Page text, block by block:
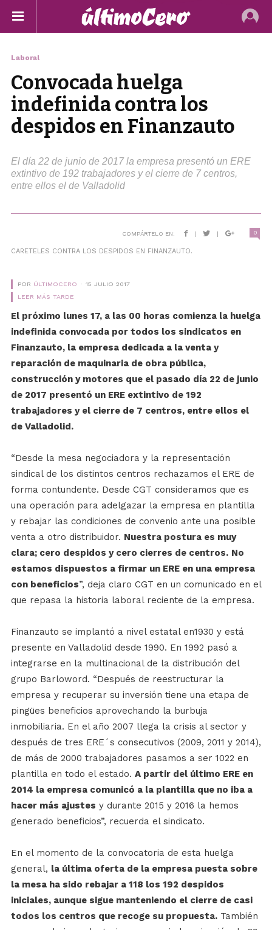
Laboral
Convocada huelga
indefinida contra los
despidos en Finanzauto
El día 22 de junio de 2017 la empresa presentó un ERE
extintivo de 192 trabajadores y el cierre de 7 centros,
entre ellos el de Valladolid
COMPÁRTELO EN: | | 0
CARETELES CONTRA LOS DESPIDOS EN FINANZAUTO.
POR ÚLTIMOCERO
15 JULIO 2017
LEER MÁS TARDE
El próximo lunes 17, a las 00 horas comienza la huelga
indefinida convocada por todos los sindicatos en
Finanzauto, la empresa dedicada a la venta y
reparación de maquinaria de obra pública,
construcción y motores que el pasado día 22 de junio
de 2017 presentó un ERE extintivo de 192
trabajadores y el cierre de 7 centros, entre ellos el
de Valladolid.
“Desde la mesa negociadora y la representación
sindical de los distintos centros rechazamos el ERE de
forma contundente. Desde CGT consideramos que es
una operación para adelgazar la empresa en plantilla
y rebajar las condiciones de convenio ante una posible
venta a otro distribuidor. Nuestra postura es muy
clara; cero despidos y cero cierres de centros. No
estamos dispuestos a firmar un ERE en una empresa
con beneficios”, deja claro CGT en un comunicado en el
que repasa la historia laboral reciente de la empresa.
Finanzauto se implantó a nivel estatal en1930 y está
presente en Valladolid desde 1990. En 1992 pasó a
integrarse en la multinacional de la distribución del
grupo Barloword. “Después de reestructurar la
empresa y recuperar su inversión tiene una etapa de
pingües beneficios aprovechando la burbuja
inmobiliaria. En el año 2007 llega la crisis al sector y
después de tres ERE´s consecutivos (2009, 2011 y 2014),
de más de 2000 trabajadores pasamos a ser 1022 en
plantilla en todo el estado. A partir del último ERE en
2014 la empresa comunicó a la plantilla que no iba a
hacer más ajustes y durante 2015 y 2016 la hemos
generado beneficios”, recuerda el sindicato.
En el momento de la convocatoria de esta huelga
general, la última oferta de la empresa puesta sobre
la mesa ha sido rebajar a 118 los 192 despidos
iniciales, aunque sigue manteniendo el cierre de casi
todos los centros que recoge su propuesta.También